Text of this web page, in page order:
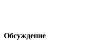
Обсуждение